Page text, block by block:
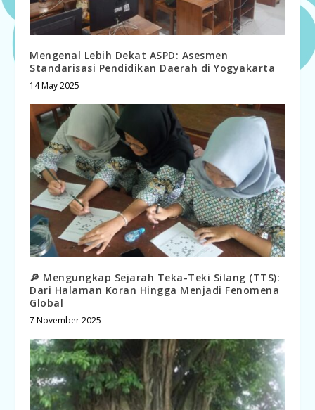
Mengenal Lebih Dekat ASPD: Asesmen
Standarisasi Pendidikan Daerah di Yogyakarta
14 May 2025
🔎 Mengungkap Sejarah Teka-Teki Silang (TTS):
Dari Halaman Koran Hingga Menjadi Fenomena
Global
7 November 2025